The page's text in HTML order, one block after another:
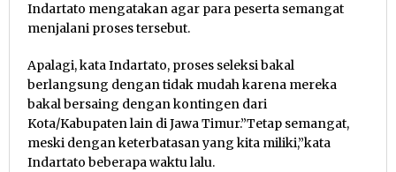
Indartato mengatakan agar para peserta semangat
menjalani proses tersebut.
Apalagi, kata Indartato, proses seleksi bakal
berlangsung dengan tidak mudah karena mereka
bakal bersaing dengan kontingen dari
Kota/Kabupaten lain di Jawa Timur.”Tetap semangat,
meski dengan keterbatasan yang kita miliki,”kata
Indartato beberapa waktu lalu.